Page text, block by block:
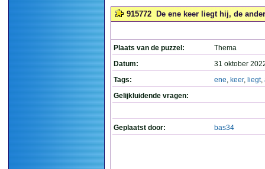
915772 De ene keer liegt hij, de
Plaats van de puzzel:
Thema
Datum:
31 oktober
Tags:
ene, keer, liegt,
Gelijkluidende vragen:
Geplaatst door: bas34